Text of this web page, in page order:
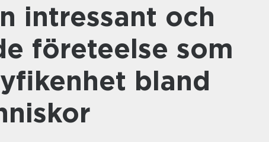
intressant och
företeelse som
bland